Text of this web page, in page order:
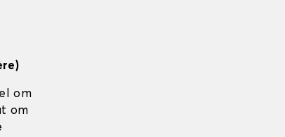
om
om